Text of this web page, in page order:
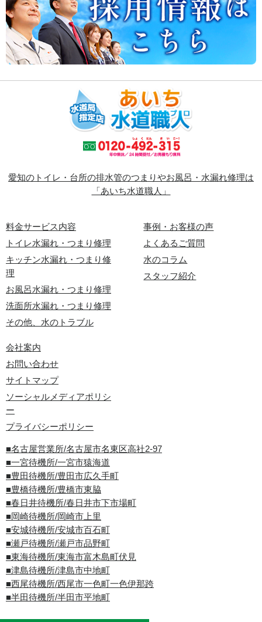
愛知のトイレ・台所の排水管のつまりやお風呂・水漏れ修理は
「あいち水道職人」
料金サービス内容
トイレ水漏れ・つまり修理
キッチン水漏れ・つまり修
理
お風呂水漏れ・つまり修理
洗面所水漏れ・つまり修理
その他、水のトラブル
事例・お客様の声
よくあるご質問
水のコラム
スタッフ紹介
会社案内
お問い合わせ
サイトマップ
ソーシャルメディアポリシ
ー
プライバシーポリシー
■名古屋営業所/名古屋市名東区高社2-97
■一宮待機所/一宮市猿海道
■豊田待機所/豊田市広久手町
■豊橋待機所/豊橋市東脇
■春日井待機所/春日井市下市場町
■岡崎待機所/岡崎市上里
■安城待機所/安城市百石町
■瀬戸待機所/瀬戸市品野町
■東海待機所/東海市富木島町伏見
■津島待機所/津島市中地町
■西尾待機所/西尾市一色町一色伊那跨
■半田待機所/半田市平地町